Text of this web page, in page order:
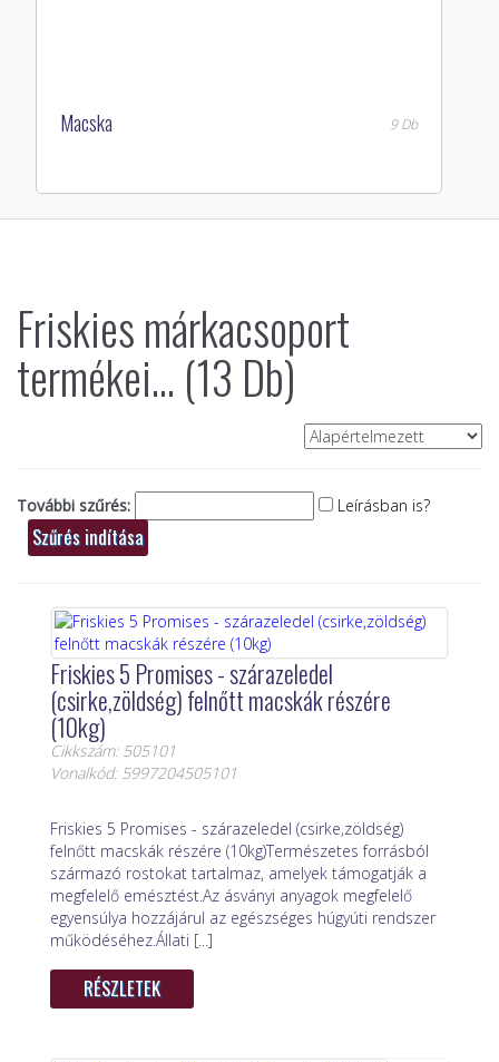
Macska 9 Db
Friskies márkacsoport
termékei... (13 Db)
További szűrés: Leírásban is?
Friskies 5 Promises - szárazeledel
(csirke,zöldség) felnőtt macskák részére
(10kg)
Cikkszám: 505101
Vonalkód: 5997204505101
Friskies 5 Promises - szárazeledel (csirke,zöldség)
felnőtt macskák részére (10kg)Természetes forrásból
származó rostokat tartalmaz, amelyek támogatják a
megfelelő emésztést.Az ásványi anyagok megfelelő
egyensúlya hozzájárul az egészséges húgyúti rendszer
működéséhez.Állati [...]
RÉSZLETEK